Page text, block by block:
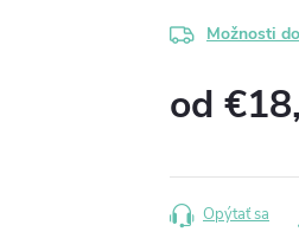
Možnosti
od
Opýtať sa